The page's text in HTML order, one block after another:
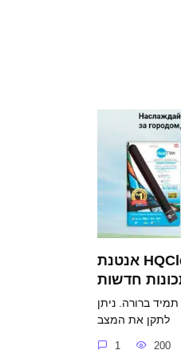
אנטנת HQClear לטלוויזיה עם
חדשות
ברורה. ניתן
לתקן את המצב
1 200